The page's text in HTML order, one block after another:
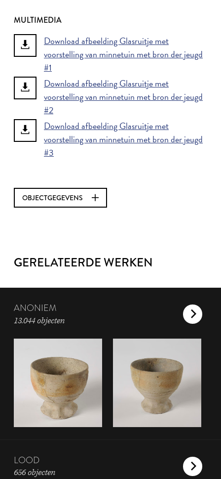
MULTIMEDIA
Download afbeelding Glasruitje met
voorstelling van minnetuin met bron der jeugd
#1
Download afbeelding Glasruitje met
voorstelling van minnetuin met bron der jeugd
#2
Download afbeelding Glasruitje met
voorstelling van minnetuin met bron der jeugd
#3
OBJECTGEGEVENS
GERELATEERDE WERKEN
ANONIEM
13.044 objecten
LOOD
656 objecten